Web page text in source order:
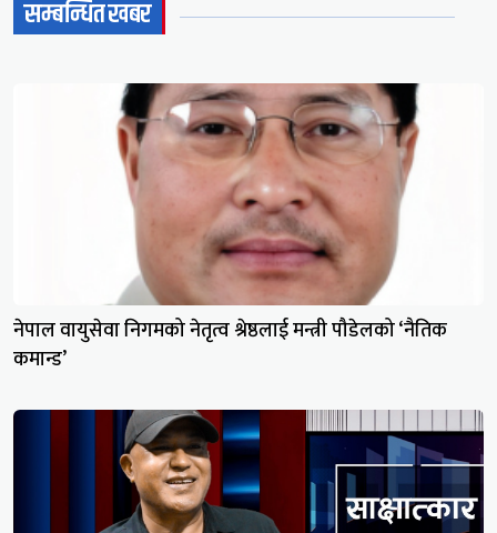
सम्बन्धित खबर
नेपाल वायुसेवा निगमको नेतृत्व श्रेष्ठलाई मन्त्री पौडेलको ‘नैतिक
कमान्ड’